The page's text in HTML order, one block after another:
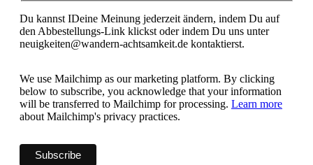
Du kannst IDeine Meinung jederzeit ändern, indem Du auf
den Abbestellungs-Link klickst oder indem Du uns unter
neuigkeiten@wandern-achtsamkeit.de kontaktierst.
We use Mailchimp as our marketing platform. By clicking
below to subscribe, you acknowledge that your information
will be transferred to Mailchimp for processing. Learn more
about Mailchimp's privacy practices.